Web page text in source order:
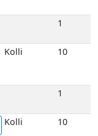
1
Kolli 10
1
Kolli 10